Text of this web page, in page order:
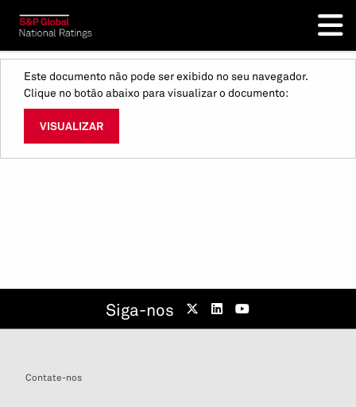
Este documento não pode ser exibido no seu navegador.
Clique no botão abaixo para visualizar o documento:
VISUALIZAR
Siga-nos
Contate-nos